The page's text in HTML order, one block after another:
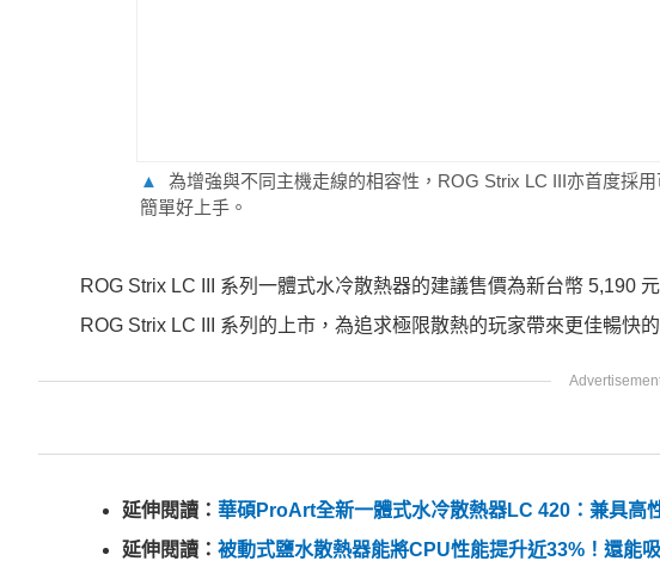
▲
為增強與不同主機走線的相容性，ROG Strix LC III亦首度採
簡單好上手。
ROG Strix LC III 系列一體式水冷散熱器的建議售價為新台幣 5,190
ROG Strix LC III 系列的上市，為追求極限散熱的玩家帶來更佳暢快
延伸閱讀： 華碩ProArt全新一體式水冷散熱器LC 420：兼具高
延伸閱讀： 被動式鹽水散熱器能將CPU性能提升近33%！還能